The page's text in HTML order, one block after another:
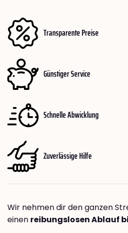
Transparente Preise
Günstiger Service
Schnelle Abwicklung
Zuverlässige Hilfe
Wir nehmen dir den ganzen
einen reibungslosen Ablauf